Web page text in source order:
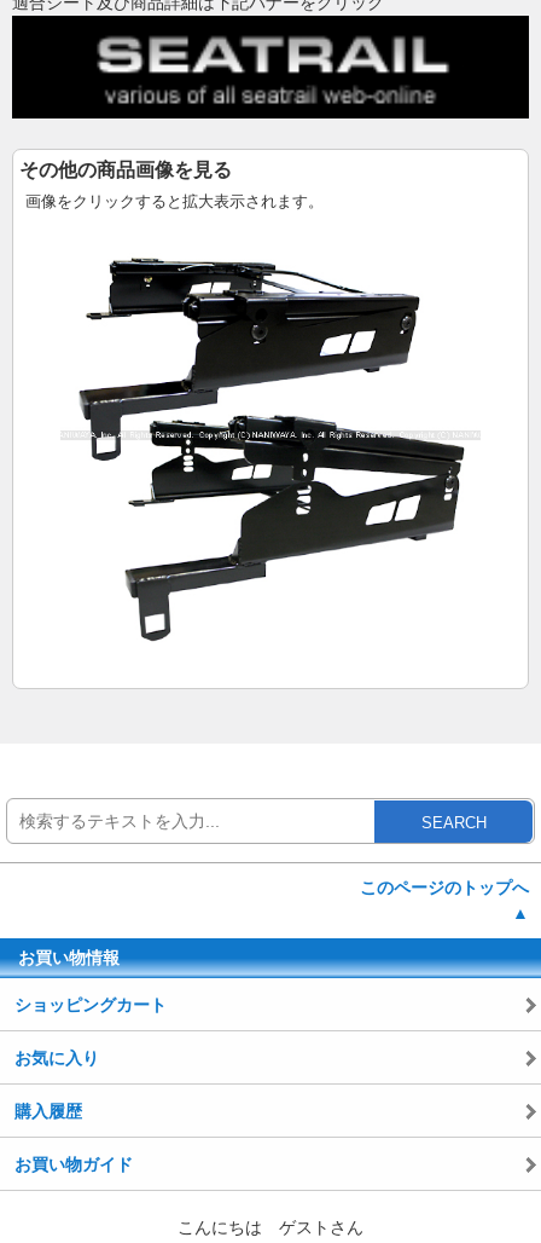
その他の商品画像を見る
画像をクリックすると拡大表示されます。
SEARCH
このページのトップへ
▲
お買い物情報
ショッピングカート
お気に入り
購入履歴
お買い物ガイド
こんにちは ゲストさん